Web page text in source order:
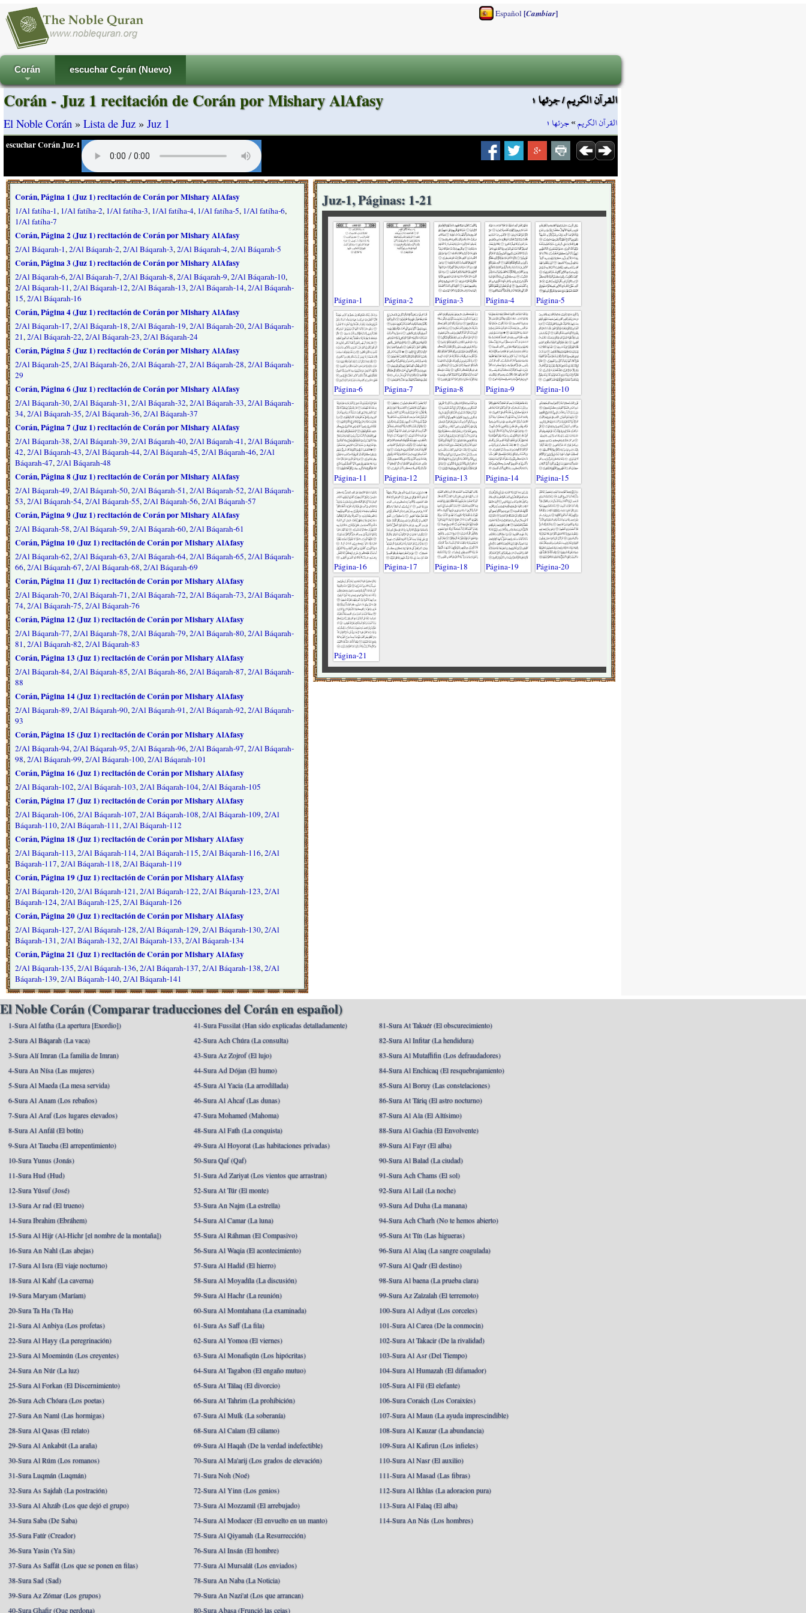
Español [Cambiar]
+
Corán
+
escuchar Corán (Nuevo)
القرآن الكريم / جزئها ١
القرآن الكريم»جزئها ١
Corán - Juz 1 recitación de Corán por Mishary AlAfasy
El Noble Corán » Lista de Juz » Juz 1
escuchar Corán Juz-1
Juz-1, Páginas: 1-21
Página-1 Página-2 Página-3 Página-4 Página-5
Página-6 Página-7 Página-8 Página-9 Página-10
Página-11 Página-12 Página-13 Página-14 Página-15
Página-16 Página-17 Página-18 Página-19 Página-20
Página-21
Corán, Página 1 (Juz 1) recitación de Corán por Mishary AlAfasy
1/Al fatíha-1, 1/Al fatíha-2, 1/Al fatíha-3, 1/Al fatíha-4, 1/Al fatíha-5, 1/Al fatíha-6,
1/Al fatíha-7
Corán, Página 2 (Juz 1) recitación de Corán por Mishary AlAfasy
2/Al Báqarah-1,2/Al Báqarah-2,2/Al Báqarah-3,2/Al Báqarah-4,2/Al Báqarah-5
Corán, Página 3 (Juz 1) recitación de Corán por Mishary AlAfasy
2/Al Báqarah-6,2/Al Báqarah-7,2/Al Báqarah-8,2/Al Báqarah-9,2/Al Báqarah-10,
2/Al Báqarah-11,2/Al Báqarah-12,2/Al Báqarah-13,2/Al Báqarah-14,2/Al Báqarah-
15,2/Al Báqarah-16
Corán, Página 4 (Juz 1) recitación de Corán por Mishary AlAfasy
2/Al Báqarah-17,2/Al Báqarah-18,2/Al Báqarah-19,2/Al Báqarah-20,2/Al Báqarah-
21,2/Al Báqarah-22,2/Al Báqarah-23,2/Al Báqarah-24
Corán, Página 5 (Juz 1) recitación de Corán por Mishary AlAfasy
2/Al Báqarah-25,2/Al Báqarah-26,2/Al Báqarah-27,2/Al Báqarah-28,2/Al Báqarah-
29
Corán, Página 6 (Juz 1) recitación de Corán por Mishary AlAfasy
2/Al Báqarah-30,2/Al Báqarah-31,2/Al Báqarah-32,2/Al Báqarah-33,2/Al Báqarah-
34,2/Al Báqarah-35,2/Al Báqarah-36,2/Al Báqarah-37
Corán, Página 7 (Juz 1) recitación de Corán por Mishary AlAfasy
2/Al Báqarah-38,2/Al Báqarah-39,2/Al Báqarah-40,2/Al Báqarah-41,2/Al Báqarah-
42,2/Al Báqarah-43,2/Al Báqarah-44,2/Al Báqarah-45,2/Al Báqarah-46,2/Al
Báqarah-47,2/Al Báqarah-48
Corán, Página 8 (Juz 1) recitación de Corán por Mishary AlAfasy
2/Al Báqarah-49,2/Al Báqarah-50,2/Al Báqarah-51,2/Al Báqarah-52,2/Al Báqarah-
53,2/Al Báqarah-54,2/Al Báqarah-55,2/Al Báqarah-56,2/Al Báqarah-57
Corán, Página 9 (Juz 1) recitación de Corán por Mishary AlAfasy
2/Al Báqarah-58,2/Al Báqarah-59,2/Al Báqarah-60,2/Al Báqarah-61
Corán, Página 10 (Juz 1) recitación de Corán por Mishary AlAfasy
2/Al Báqarah-62,2/Al Báqarah-63,2/Al Báqarah-64,2/Al Báqarah-65,2/Al Báqarah-
66,2/Al Báqarah-67,2/Al Báqarah-68,2/Al Báqarah-69
Corán, Página 11 (Juz 1) recitación de Corán por Mishary AlAfasy
2/Al Báqarah-70,2/Al Báqarah-71,2/Al Báqarah-72,2/Al Báqarah-73,2/Al Báqarah-
74,2/Al Báqarah-75,2/Al Báqarah-76
Corán, Página 12 (Juz 1) recitación de Corán por Mishary AlAfasy
2/Al Báqarah-77,2/Al Báqarah-78,2/Al Báqarah-79,2/Al Báqarah-80,2/Al Báqarah-
81,2/Al Báqarah-82,2/Al Báqarah-83
Corán, Página 13 (Juz 1) recitación de Corán por Mishary AlAfasy
2/Al Báqarah-84,2/Al Báqarah-85,2/Al Báqarah-86,2/Al Báqarah-87,2/Al Báqarah-
88
Corán, Página 14 (Juz 1) recitación de Corán por Mishary AlAfasy
2/Al Báqarah-89,2/Al Báqarah-90,2/Al Báqarah-91,2/Al Báqarah-92,2/Al Báqarah-
93
Corán, Página 15 (Juz 1) recitación de Corán por Mishary AlAfasy
2/Al Báqarah-94,2/Al Báqarah-95,2/Al Báqarah-96,2/Al Báqarah-97,2/Al Báqarah-
98,2/Al Báqarah-99,2/Al Báqarah-100,2/Al Báqarah-101
Corán, Página 16 (Juz 1) recitación de Corán por Mishary AlAfasy
2/Al Báqarah-102,2/Al Báqarah-103,2/Al Báqarah-104,2/Al Báqarah-105
Corán, Página 17 (Juz 1) recitación de Corán por Mishary AlAfasy
2/Al Báqarah-106,2/Al Báqarah-107,2/Al Báqarah-108,2/Al Báqarah-109,2/Al
Báqarah-110,2/Al Báqarah-111,2/Al Báqarah-112
Corán, Página 18 (Juz 1) recitación de Corán por Mishary AlAfasy
2/Al Báqarah-113,2/Al Báqarah-114,2/Al Báqarah-115,2/Al Báqarah-116,2/Al
Báqarah-117,2/Al Báqarah-118,2/Al Báqarah-119
Corán, Página 19 (Juz 1) recitación de Corán por Mishary AlAfasy
2/Al Báqarah-120,2/Al Báqarah-121,2/Al Báqarah-122,2/Al Báqarah-123,2/Al
Báqarah-124,2/Al Báqarah-125,2/Al Báqarah-126
Corán, Página 20 (Juz 1) recitación de Corán por Mishary AlAfasy
2/Al Báqarah-127,2/Al Báqarah-128,2/Al Báqarah-129,2/Al Báqarah-130,2/Al
Báqarah-131,2/Al Báqarah-132,2/Al Báqarah-133,2/Al Báqarah-134
Corán, Página 21 (Juz 1) recitación de Corán por Mishary AlAfasy
2/Al Báqarah-135,2/Al Báqarah-136,2/Al Báqarah-137,2/Al Báqarah-138,2/Al
Báqarah-139,2/Al Báqarah-140,2/Al Báqarah-141
El Noble Corán (Comparar traducciones del Corán en español)
1-Sura Al fatíha (La apertura [Exordio])
2-Sura Al Báqarah (La vaca)
3-Sura Alí Imran (La familia de Imran)
4-Sura An Nísa (Las mujeres)
5-Sura Al Maeda (La mesa servida)
6-Sura Al Anam (Los rebaños)
7-Sura Al Araf (Los lugares elevados)
8-Sura Al Anfál (El botín)
9-Sura At Taueba (El arrepentimiento)
10-Sura Yunus (Jonás)
11-Sura Hud (Hud)
12-Sura Yúsuf (José)
13-Sura Ar rad (El trueno)
14-Sura Ibrahim (Ebráhem)
15-Sura Al Hijr (Al-Hichr [el nombre de la montaña])
16-Sura An Nahl (Las abejas)
17-Sura Al Isra (El viaje nocturno)
18-Sura Al Kahf (La caverna)
19-Sura Maryam (Maríam)
20-Sura Ta Ha (Ta Ha)
21-Sura Al Anbiya (Los profetas)
22-Sura Al Hayy (La peregrinación)
23-Sura Al Moeminún (Los creyentes)
24-Sura An Núr (La luz)
25-Sura Al Forkan (El Discernimiento)
26-Sura Ach Chóara (Los poetas)
27-Sura An Naml (Las hormigas)
28-Sura Al Qasas (El relato)
29-Sura Al Ankabút (La araña)
30-Sura Al Rúm (Los romanos)
31-Sura Luqmán (Luqmán)
32-Sura As Sajdah (La postración)
33-Sura Al Ahzáb (Los que dejó el grupo)
34-Sura Saba (De Saba)
35-Sura Fatír (Creador)
36-Sura Yasin (Ya Sin)
37-Sura As Saffát (Los que se ponen en filas)
38-Sura Sad (Sad)
39-Sura Az Zómar (Los grupos)
40-Sura Ghafir (Que perdona)
41-Sura Fussilat (Han sido explicadas detalladamente)
42-Sura Ach Chúra (La consulta)
43-Sura Az Zojrof (El lujo)
44-Sura Ad Dójan (El humo)
45-Sura Al Yacia (La arrodillada)
46-Sura Al Ahcaf (Las dunas)
47-Sura Mohamed (Mahoma)
48-Sura Al Fath (La conquista)
49-Sura Al Hoyorat (Las habitaciones privadas)
50-Sura Qaf (Qaf)
51-Sura Ad Zariyat (Los vientos que arrastran)
52-Sura At Túr (El monte)
53-Sura An Najm (La estrella)
54-Sura Al Camar (La luna)
55-Sura Al Ráhman (El Compasivo)
56-Sura Al Waqia (El acontecimiento)
57-Sura Al Hadid (El hierro)
58-Sura Al Moyadíla (La discusión)
59-Sura Al Hachr (La reunión)
60-Sura Al Momtahana (La examinada)
61-Sura As Saff (La fila)
62-Sura Al Yomoa (El viernes)
63-Sura Al Monafiqún (Los hipócritas)
64-Sura At Tagabon (El engaño mutuo)
65-Sura At Tálaq (El divorcio)
66-Sura At Tahrim (La prohibición)
67-Sura Al Mulk (La soberanía)
68-Sura Al Calam (El cálamo)
69-Sura Al Haqah (De la verdad indefectible)
70-Sura Al Ma'arij (Los grados de elevación)
71-Sura Noh (Noé)
72-Sura Al Yinn (Los genios)
73-Sura Al Mozzamil (El arrebujado)
74-Sura Al Modacer (El envuelto en un manto)
75-Sura Al Qiyamah (La Resurrección)
76-Sura Al Insán (El hombre)
77-Sura Al Mursalát (Los enviados)
78-Sura An Naba (La Noticia)
79-Sura An Nazi'at (Los que arrancan)
80-Sura Abasa (Frunció las cejas)
81-Sura At Takuér (El obscurecimiento)
82-Sura Al Infitar (La hendidura)
83-Sura Al Mutaffifin (Los defraudadores)
84-Sura Al Enchicaq (El resquebrajamiento)
85-Sura Al Boruy (Las constelaciones)
86-Sura At Táriq (El astro nocturno)
87-Sura Al Ala (El Altísimo)
88-Sura Al Gachia (El Envolvente)
89-Sura Al Fayr (El alba)
90-Sura Al Balad (La ciudad)
91-Sura Ach Chams (El sol)
92-Sura Al Lail (La noche)
93-Sura Ad Duha (La manana)
94-Sura Ach Charh (No te hemos abierto)
95-Sura At Tín (Las higueras)
96-Sura Al Alaq (La sangre coagulada)
97-Sura Al Qadr (El destino)
98-Sura Al baena (La prueba clara)
99-Sura Az Zalzalah (El terremoto)
100-Sura Al Adiyat (Los corceles)
101-Sura Al Carea (De la conmocin)
102-Sura At Takacir (De la rivalidad)
103-Sura Al Asr (Del Tiempo)
104-Sura Al Humazah (El difamador)
105-Sura Al Fil (El elefante)
106-Sura Coraich (Los Coraixíes)
107-Sura Al Maun (La ayuda imprescindible)
108-Sura Al Kauzar (La abundancia)
109-Sura Al Kafirun (Los infieles)
110-Sura Al Nasr (El auxilio)
111-Sura Al Masad (Las fibras)
112-Sura Al Ikhlas (La adoracion pura)
113-Sura Al Falaq (El alba)
114-Sura An Nás (Los hombres)